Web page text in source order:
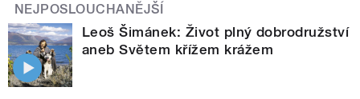
NEJPOSLOUCHANĚJŠÍ
Leoš Šimánek: Život plný dobrodružství
aneb Světem křížem krážem